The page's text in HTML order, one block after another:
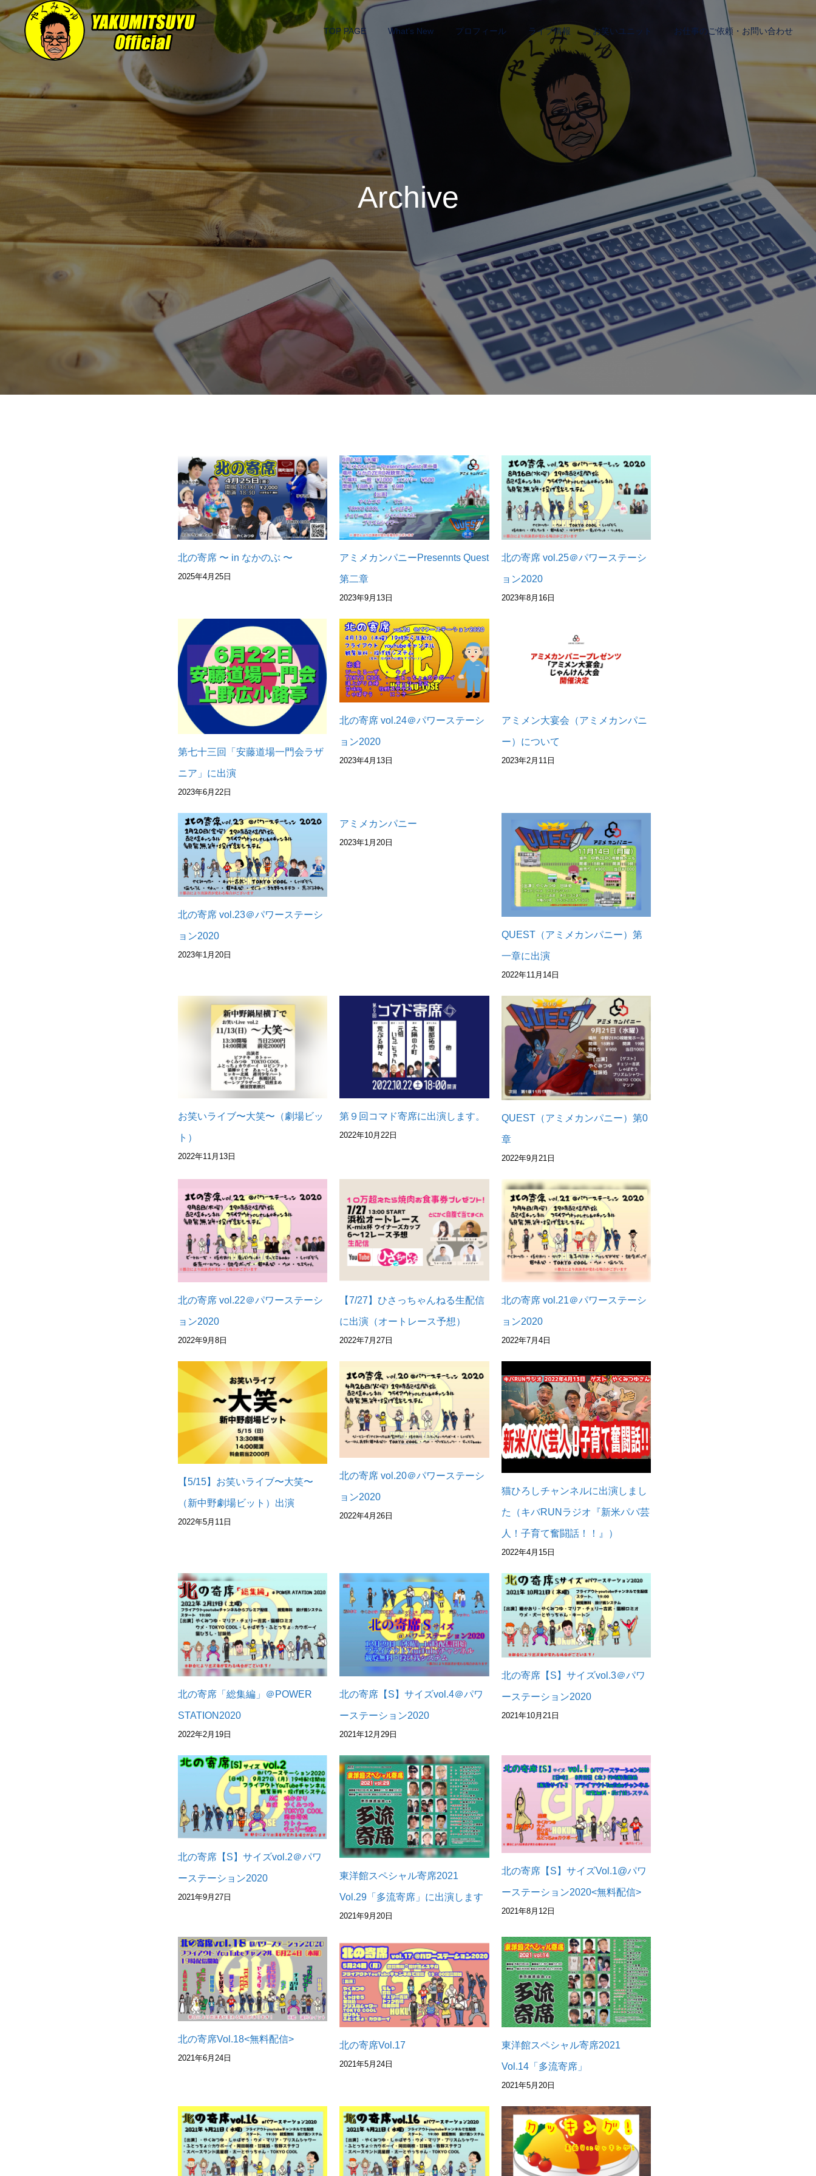
TOP PAGE What’s New プロフィール ライブ情報 お笑いユニット お仕事のご依頼・お問い合わせ
Archive
北の寄席 〜 in なかのぶ 〜
2025年4月25日
アミメカンパニーPresennts Quest
第二章
2023年9月13日
北の寄席 vol.25＠パワーステーシ
ョン2020
2023年8月16日
第七十三回「安藤道場一門会ラザ
ニア」に出演
2023年6月22日
北の寄席 vol.24＠パワーステーシ
ョン2020
2023年4月13日
アミメン大宴会（アミメカンパニ
ー）について
2023年2月11日
北の寄席 vol.23＠パワーステーシ
ョン2020
2023年1月20日
アミメカンパニー
2023年1月20日
QUEST（アミメカンパニー）第
一章に出演
2022年11月14日
お笑いライブ〜大笑〜（劇場ビッ
ト）
2022年11月13日
第９回コマド寄席に出演します。
2022年10月22日
QUEST（アミメカンパニー）第0
章
2022年9月21日
北の寄席 vol.22＠パワーステーシ
ョン2020
2022年9月8日
【7/27】ひさっちゃんねる生配信
に出演（オートレース予想）
2022年7月27日
北の寄席 vol.21＠パワーステーシ
ョン2020
2022年7月4日
【5/15】お笑いライブ〜大笑〜
（新中野劇場ビット）出演
2022年5月11日
北の寄席 vol.20＠パワーステーシ
ョン2020
2022年4月26日
猫ひろしチャンネルに出演しまし
た（キバRUNラジオ『新米パパ芸
人！子育て奮闘話！！』）
2022年4月15日
北の寄席「総集編」＠POWER
STATION2020
2022年2月19日
北の寄席【S】サイズvol.4＠パワ
ーステーション2020
2021年12月29日
北の寄席【S】サイズvol.3＠パワ
ーステーション2020
2021年10月21日
北の寄席【S】サイズvol.2＠パワ
ーステーション2020
2021年9月27日
東洋館スペシャル寄席2021
Vol.29「多流寄席」に出演します
2021年9月20日
北の寄席【S】サイズVol.1@パワ
ーステーション2020<無料配信>
2021年8月12日
北の寄席Vol.18<無料配信>
2021年6月24日
北の寄席Vol.17
2021年5月24日
東洋館スペシャル寄席2021
Vol.14「多流寄席」
2021年5月20日